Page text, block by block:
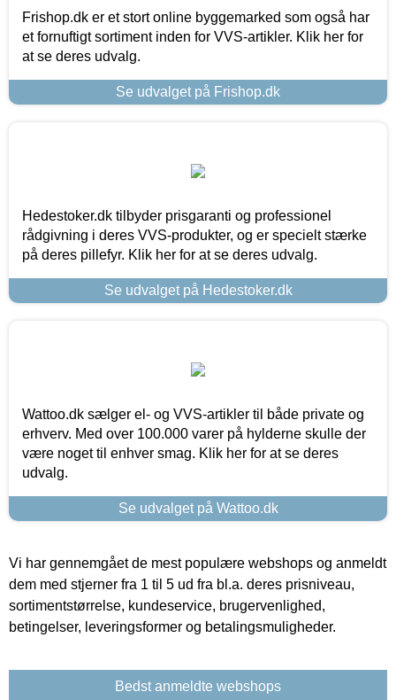
Frishop.dk er et stort online byggemarked som også har
et fornuftigt sortiment inden for VVS-artikler. Klik her for
at se deres udvalg.
Se udvalget på Frishop.dk
Hedestoker.dk tilbyder prisgaranti og professionel
rådgivning i deres VVS-produkter, og er specielt stærke
på deres pillefyr. Klik her for at se deres udvalg.
Se udvalget på Hedestoker.dk
Wattoo.dk sælger el- og VVS-artikler til både private og
erhverv. Med over 100.000 varer på hylderne skulle der
være noget til enhver smag. Klik her for at se deres
udvalg.
Se udvalget på Wattoo.dk
Vi har gennemgået de mest populære webshops og anmeldt
dem med stjerner fra 1 til 5 ud fra bl.a. deres prisniveau,
sortimentstørrelse, kundeservice, brugervenlighed,
betingelser, leveringsformer og betalingsmuligheder.
Bedst anmeldte webshops